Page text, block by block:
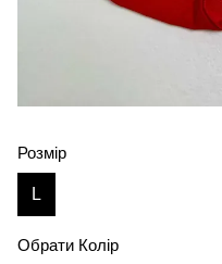
Розмір
L
Обрати Колір